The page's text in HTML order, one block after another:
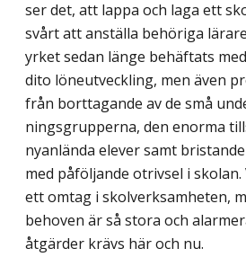
ser det, att lappa och laga ett
svårt att anställa behöriga
yrket sedan länge behäftats
dito löneutveckling, men även
från borttagande av de små
ningsgrupperna, den enorma
nyanlända elever samt
med påföljande otrivsel i skolan.
ett omtag i skolverk­samheten,
behoven är så stora och
åtgärder krävs här och nu.